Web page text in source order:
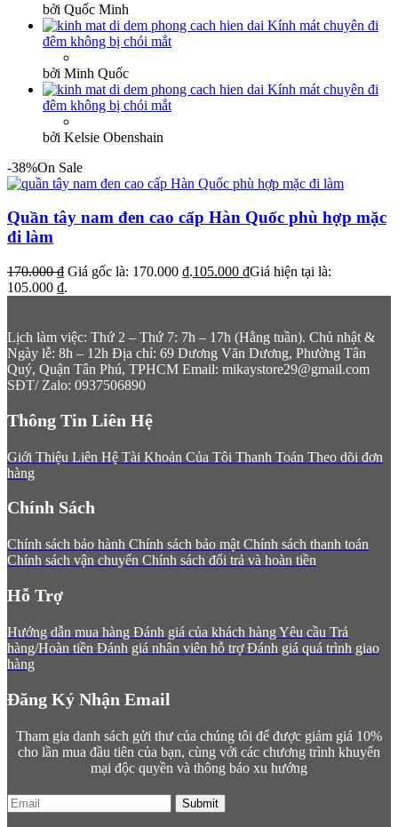
bởi Quốc Minh
Kính mát chuyên đi
đêm không bị chói mắt
bởi Minh Quốc
Kính mát chuyên đi
đêm không bị chói mắt
bởi Kelsie Obenshain
-38%On Sale
Quần tây nam đen cao cấp Hàn Quốc phù hợp mặc
đi làm
170.000₫ Giá gốc là: 170.000 ₫.105.000 ₫Giá hiện tại là:
105.000 ₫.
Lịch làm việc: Thứ 2 – Thứ 7: 7h – 17h (Hằng tuần). Chủ nhật &
Ngày lễ: 8h – 12h Địa chỉ: 69 Dương Văn Dương, Phường Tân
Quý, Quận Tân Phú, TPHCM Email: mikaystore29@gmail.com
SĐT/ Zalo: 0937506890
Thông Tin Liên Hệ
Giới Thiệu Liên Hệ Tài Khoản Của Tôi Thanh Toán Theo dõi đơn
hàng
Chính Sách
Chính sách bảo hành Chính sách bảo mật Chính sách thanh toán
Chính sách vận chuyển Chính sách đổi trả và hoàn tiền
Hỗ Trợ
Hướng dẫn mua hàng Đánh giá của khách hàng Yêu cầu Trả
hàng/Hoàn tiền Đánh giá nhân viên hỗ trợ Đánh giá quá trình giao
hàng
Đăng Ký Nhận Email
Tham gia danh sách gửi thư của chúng tôi để được giảm giá 10%
cho lần mua đầu tiên của bạn, cùng với các chương trình khuyến
mại độc quyền và thông báo xu hướng
Submit